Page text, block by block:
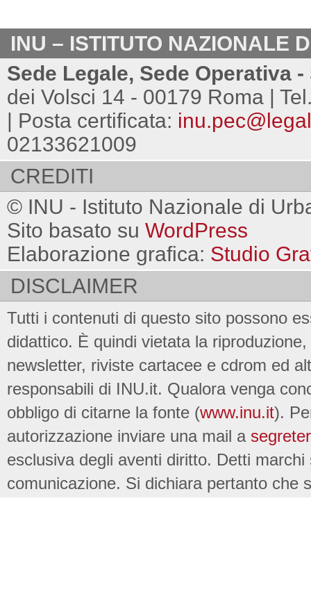
INU – ISTITUTO NAZIONALE
Sede Legale, Sede Operativa
dei Volsci 14 - 00179 Roma |
| Posta certificata:
02133621009
CREDITI
© INU - Istituto Nazionale di
Sito basato su WordPress
Elaborazione grafica: Studio
DISCLAIMER
Tutti i contenuti di questo sito possono
didattico. È quindi vietata la
newsletter, riviste cartacee e cdrom ed
responsabili di INU.it. Qualora venga
obbligo di citarne la fonte (www.inu.it).
autorizzazione inviare una mail a
esclusiva degli aventi diritto. Detti
comunicazione. Si dichiara pertanto che